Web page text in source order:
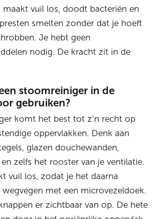
vuil los, doodt bacteriën en
smelten zonder dat je hoeft
Je hebt geen
nodig. De kracht zit in de
stoomreiniger in de
gebruiken?
komt het best tot z’n recht op
oppervlakken. Denk aan
glazen douchewanden,
zelfs het rooster van je ventilatie.
vuil los, zodat je het daarna
met een microvezeldoek.
er zichtbaar van op. De hete